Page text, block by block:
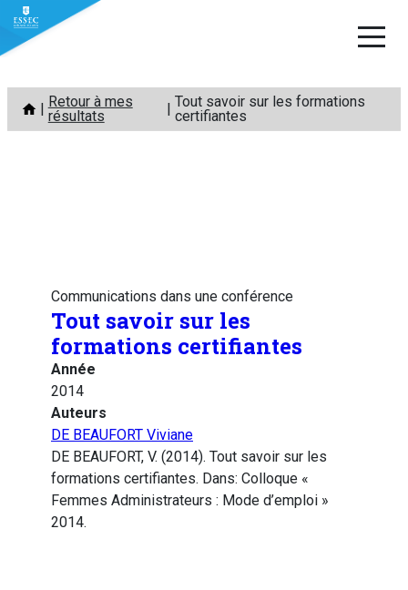
Aller
contenu
Retour à mes
résultats
Tout savoir sur les formations
certifiantes
Communications dans une conférence
Tout savoir sur les
formations certifiantes
Année
2014
Auteurs
DE BEAUFORT Viviane
DE BEAUFORT, V. (2014). Tout savoir sur les
formations certifiantes. Dans: Colloque «
Femmes Administrateurs : Mode d’emploi »
2014.